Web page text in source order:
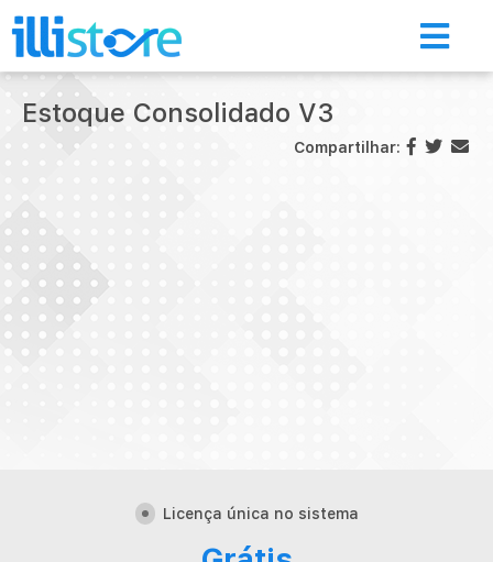
Loja de aplicativos
Contato
Estoque Consolidado V3
Compartilhar:
Licença única no sistema